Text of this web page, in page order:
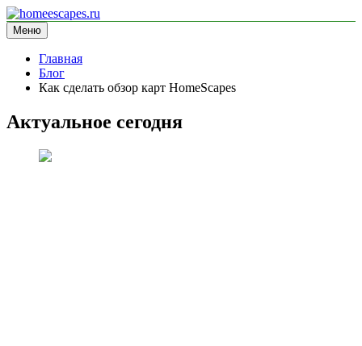
Перейти
к
содержимому
homeescapes.ru
информационный сайт
Меню
Главная
Блог
Как сделать обзор карт HomeScapes
Актуальное сегодня